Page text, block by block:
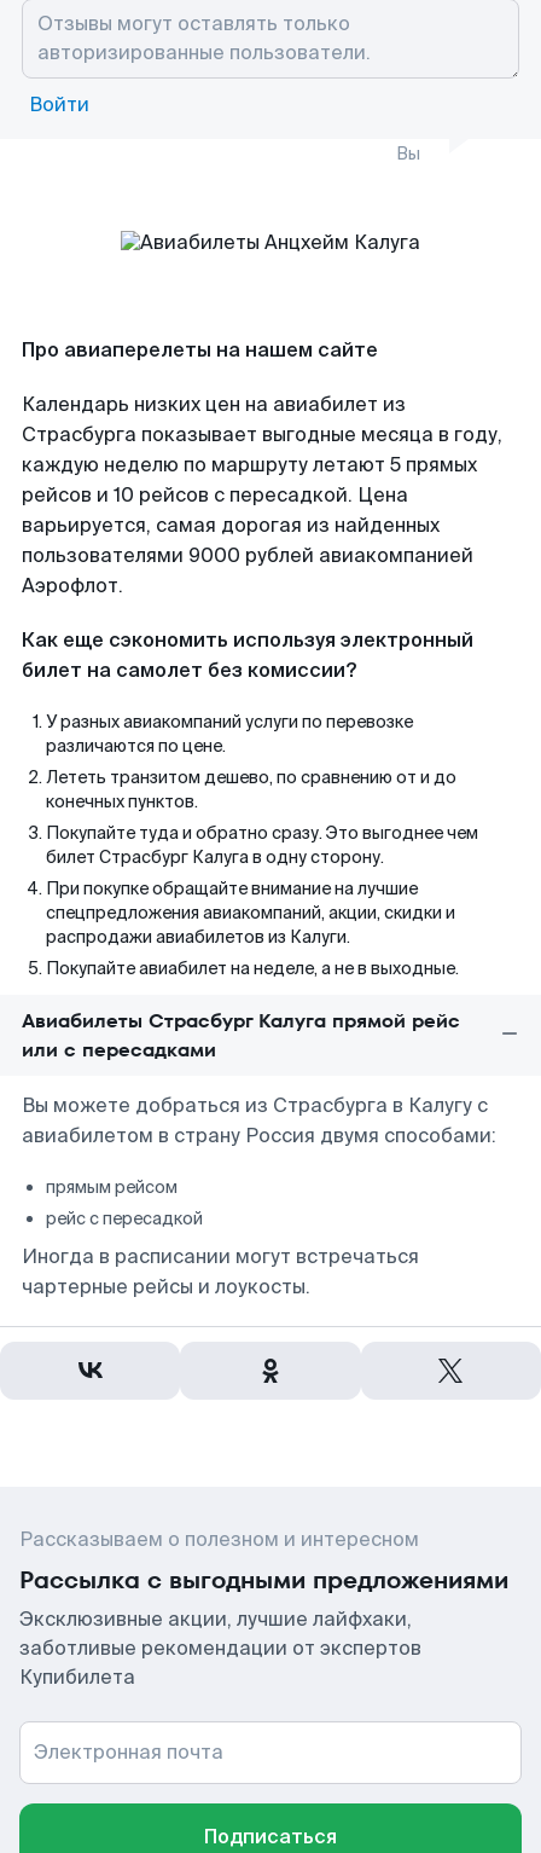
Войти
Вы
Про авиаперелеты на нашем сайте
Календарь низких цен на авиабилет из
Страсбурга показывает выгодные месяца в году,
каждую неделю по маршруту летают 5 прямых
рейсов и 10 рейсов с пересадкой. Цена
варьируется, самая дорогая из найденных
пользователями 9000 рублей авиакомпанией
Аэрофлот.
Как еще сэкономить используя электронный
билет на самолет без комиссии?
У разных авиакомпаний услуги по перевозке
различаются по цене.
Лететь транзитом дешево, по сравнению от и до
конечных пунктов.
Покупайте туда и обратно сразу. Это выгоднее чем
билет Страсбург Калуга в одну сторону.
При покупке обращайте внимание на лучшие
спецпредложения авиакомпаний, акции, скидки и
распродажи авиабилетов из Калуги.
Покупайте авиабилет на неделе, а не в выходные.
Авиабилеты Страсбург Калуга прямой рейс
или с пересадками
Вы можете добраться из Страсбурга в Калугу с
авиабилетом в страну Россия двумя способами:
прямым рейсом
рейс с пересадкой
Иногда в расписании могут встречаться
чартерные рейсы и лоукосты.
Рассказываем о полезном и интересном
Рассылка с выгодными предложениями
Эксклюзивные акции, лучшие лайфхаки,
заботливые рекомендации от экспертов
Купибилета
Электронная почта
Подписаться